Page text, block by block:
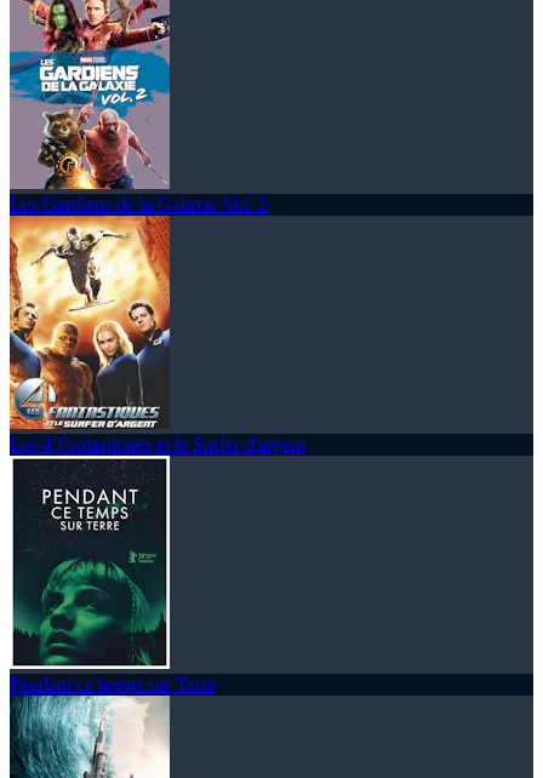
Les Gardiens de la Galaxie Vol. 2
Les 4 Fantastiques et le Surfer d'argent
Pendant ce temps sur Terre